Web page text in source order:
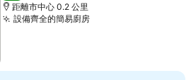
距離市中心 0.2 公里
設備齊全的簡易廚房查看價格